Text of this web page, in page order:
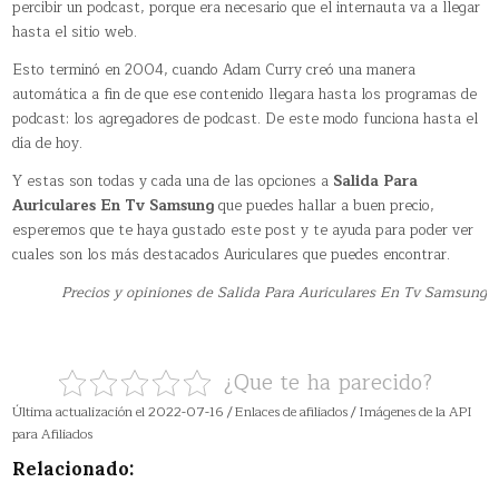
percibir un podcast, porque era necesario que el internauta va a llegar
hasta el sitio web.
Esto terminó en 2004, cuando Adam Curry creó una manera
automática a fin de que ese contenido llegara hasta los programas de
podcast: los agregadores de podcast. De este modo funciona hasta el
día de hoy.
Y estas son todas y cada una de las opciones a Salida Para
Auriculares En Tv Samsungque puedes hallar a buen precio,
esperemos que te haya gustado este post y te ayuda para poder ver
cuales son los más destacados Auriculares que puedes encontrar.
Precios y opiniones de Salida Para Auriculares En Tv Samsung
¿Que te ha parecido?
Última actualización el 2022-07-16 / Enlaces de afiliados / Imágenes de la API
para Afiliados
Relacionado: